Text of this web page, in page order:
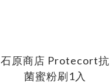
石原商店 Protecort抗
菌蜜粉刷1入